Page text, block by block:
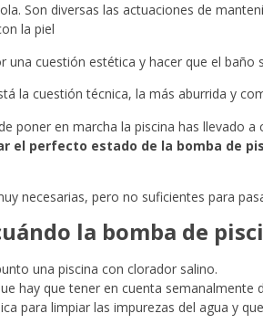
Son diversas las actuaciones de
la piel
una cuestión estética y hacer que el
la cuestión técnica, la más aburrida y
poner en marcha la piscina has llevado
el perfecto estado de la bomba de
necesarias, pero no suficientes para
la bomba de
hay que tener en cuenta
para limpiar las impurezas del agua y